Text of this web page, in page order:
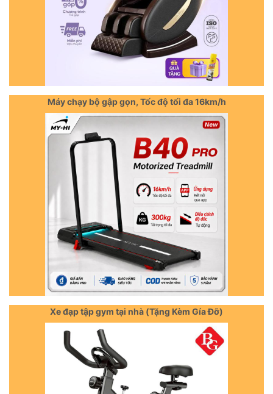
Máy chạy bộ gập gọn, Tốc độ tối đa 16km/h
Xe đạp tập gym tại nhà (Tặng Kèm Gía Đỡ)